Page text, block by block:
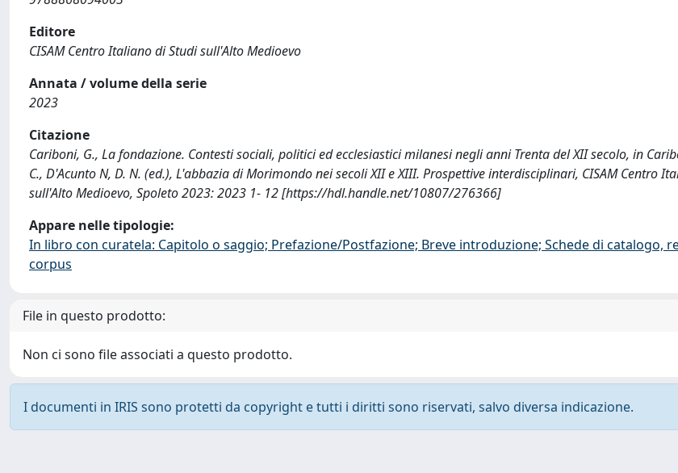
Editore
CISAM Centro Italiano di Studi sull'Alto Medioevo
Annata / volume della serie
2023
Citazione
Cariboni, G., La fondazione. Contesti sociali, politici ed ecclesiastici milanesi negli anni Trenta del XII secolo, in
C., D'Acunto N, D. N. (ed.), L'abbazia di Morimondo nei secoli XII e XIII. Prospettive interdisciplinari, CISAM Centro
sull'Alto Medioevo, Spoleto 2023: 2023 1- 12 [https://hdl.handle.net/10807/276366]
Appare nelle tipologie:
In libro con curatela: Capitolo o saggio; Prefazione/Postfazione; Breve introduzione; Schede di catalogo,
corpus
File in questo prodotto:
Non ci sono file associati a questo prodotto.
I documenti in IRIS sono protetti da copyright e tutti i diritti sono riservati, salvo diversa indicazione.